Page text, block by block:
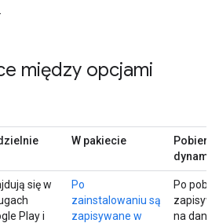
między opcjami
W pakiecie
się w
Play i
Po
zainstalowaniu są
zapisywane w
Po
na dane